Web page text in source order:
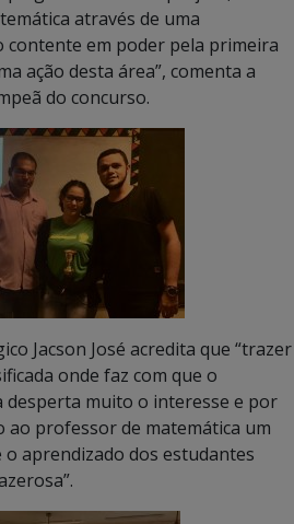
através de uma
contente em poder pela primeira
ação desta área”, comenta a
do concurso.
Jacson José acredita que “trazer
onde faz com que o
desperta muito o interesse e por
professor de matemática um
aprendizado dos estudantes